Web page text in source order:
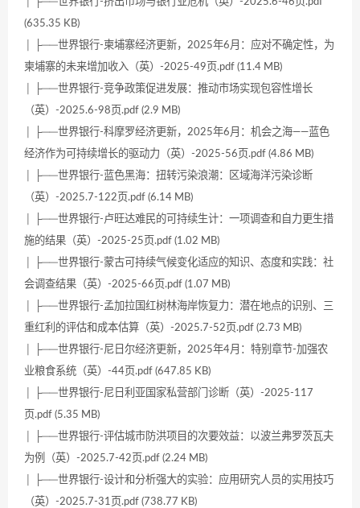
(635.35 KB)
│ ├──世界银行-柬埔寨经济更新，2025年6月：应对不确定性，为
柬埔寨的未来增加收入（英）-2025-49页.pdf (11.4 MB)
│ ├──世界银行-竞争政策促进发展：推动市场实现包容性增长
（英）-2025.6-98页.pdf (2.9 MB)
│ ├──世界银行-科摩罗经济更新，2025年6月：机会之海——蓝色
经济作为可持续增长的驱动力（英）-2025-56页.pdf (4.86 MB)
│ ├──世界银行-蓝色黑海：扭转污染浪潮：区域海洋污染诊断
（英）-2025.7-122页.pdf (6.14 MB)
│ ├──世界银行-卢旺达难民的可持续生计：一项调查和自力更生措
施的结果（英）-2025-25页.pdf (1.02 MB)
│ ├──世界银行-蒙古可持续气候变化适应的知识、态度和实践：社
会调查结果（英）-2025-66页.pdf (1.07 MB)
│ ├──世界银行-孟加拉国红树林海岸恢复力：潜在地点的识别、三
重红利的评估和成本估算（英）-2025.7-52页.pdf (2.73 MB)
│ ├──世界银行-尼日尔经济更新，2025年4月：特别章节-加强农
业粮食系统（英）-44页.pdf (647.85 KB)
│ ├──世界银行-尼日利亚国家私营部门诊断（英）-2025-117
页.pdf (5.35 MB)
│ ├──世界银行-评估城市防洪项目的次要效益：以波兰弗罗茨瓦夫
为例（英）-2025.7-42页.pdf (2.24 MB)
│ ├──世界银行-设计和分析强大的实验：应用研究人员的实用技巧
（英）-2025.7-31页.pdf (738.77 KB)